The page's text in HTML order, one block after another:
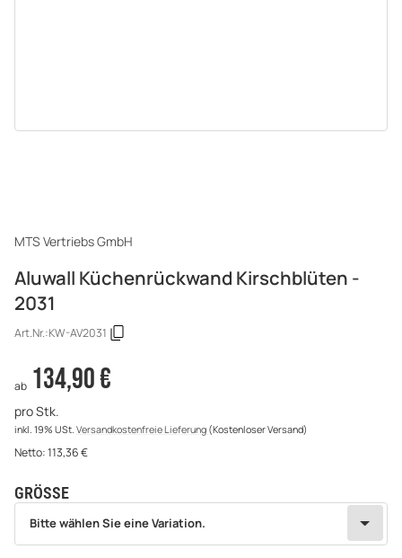
MTS Vertriebs GmbH
Aluwall Küchenrückwand Kirschblüten -
2031
Art.Nr.:KW-AV2031
ab 134,90 €
pro Stk.
inkl. 19% USt. Versandkostenfreie Lieferung (Kostenloser Versand)
Netto:113,36 €
GRÖSSE
wählen
Bitte wählen Sie eine Variation.